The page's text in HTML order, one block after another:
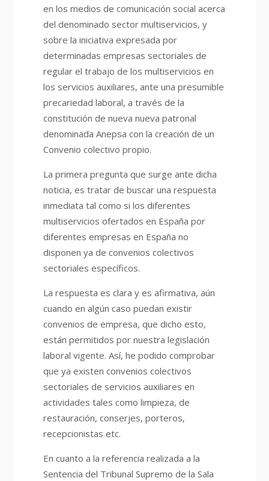
en los medios de comunicación social acerca
del denominado sector multiservicios, y
sobre la iniciativa expresada por
determinadas empresas sectoriales de
regular el trabajo de los multiservicios en
los servicios auxiliares, ante una presumible
precariedad laboral, a través de la
constitución de nueva nueva patronal
denominada Anepsa con la creación de un
Convenio colectivo propio.
La primera pregunta que surge ante dicha
noticia, es tratar de buscar una respuesta
inmediata tal como si los diferentes
multiservicios ofertados en España por
diferentes empresas en España no
disponen ya de convenios colectivos
sectoriales específicos.
La respuesta es clara y es afirmativa, aún
cuando en algún caso puedan existir
convenios de empresa, que dicho esto,
están permitidos por nuestra legislación
laboral vigente. Así, he podido comprobar
que ya existen convenios colectivos
sectoriales de servicios auxiliares en
actividades tales como limpieza, de
restauración, conserjes, porteros,
recepcionistas etc.
En cuanto a la referencia realizada a la
Sentencia del Tribunal Supremo de la Sala